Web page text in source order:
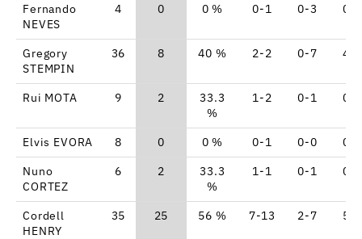
Fernando
NEVES
4 0 0 % 0-1 0-3 0-0
Gregory
STEMPIN
36 8 40 % 2-2 0-7 4-6
Rui MOTA 9 2
33.3
%
1-2 0-1 0-0
Elvis EVORA 8 0 0 % 0-1 0-0
0-0
Nuno
CORTEZ
6 2
33.3
%
1-1 0-1 0-1
Cordell
HENRY
35 25 56 % 7-13 2-7 5-5